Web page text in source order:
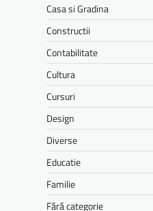
Casa si Gradina
Constructii
Contabilitate
Cultura
Cursuri
Design
Diverse
Educatie
Familie
Fără categorie